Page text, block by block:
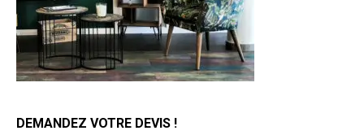
DEMANDEZ VOTRE DEVIS !